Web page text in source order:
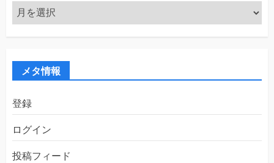
ア
ー
カ
メタ情報
登録
ログイン
投稿フィード